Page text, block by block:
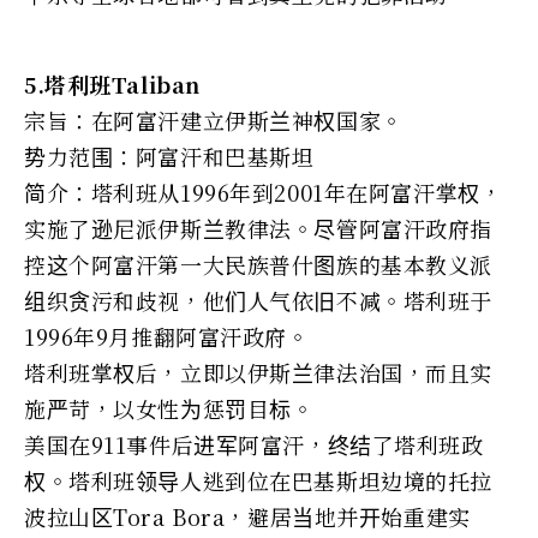
5.塔利班Taliban
宗旨：在阿富汗建立伊斯兰神权国家。
势力范围：阿富汗和巴基斯坦
简介：塔利班从1996年到2001年在阿富汗掌权，
实施了逊尼派伊斯兰教律法。尽管阿富汗政府指
控这个阿富汗第一大民族普什图族的基本教义派
组织贪污和歧视，他们人气依旧不减。塔利班于
1996年9月推翻阿富汗政府。
塔利班掌权后，立即以伊斯兰律法治国，而且实
施严苛，以女性为惩罚目标。
美国在911事件后进军阿富汗，终结了塔利班政
权。塔利班领导人逃到位在巴基斯坦边境的托拉
波拉山区Tora Bora，避居当地并开始重建实